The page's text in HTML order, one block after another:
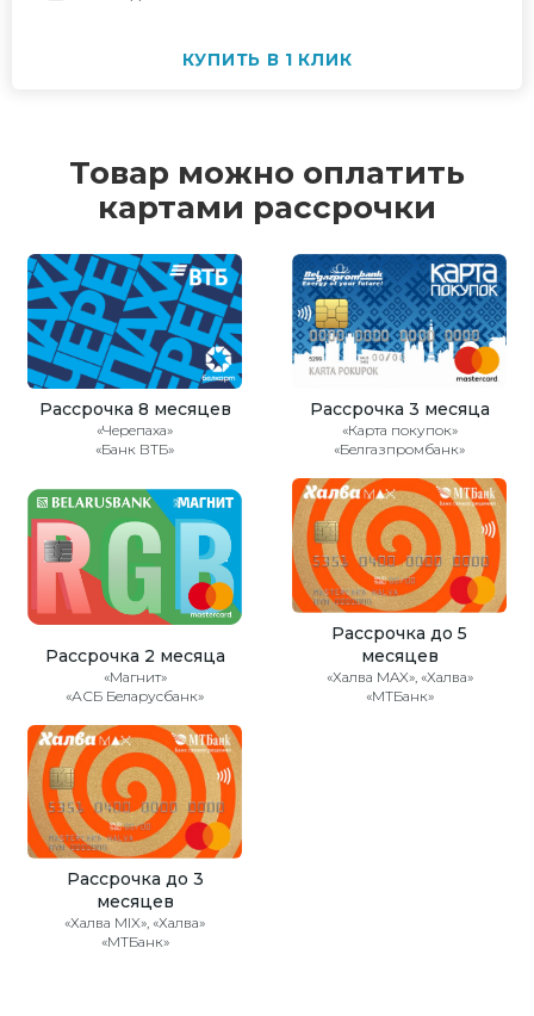
КУПИТЬ В 1 КЛИК
Товар можно оплатить
картами рассрочки
Рассрочка 8 месяцев
«Черепаха»
«Банк ВТБ»
Рассрочка 3 месяца
«Карта покупок»
«Белгазпромбанк»
Рассрочка 2 месяца
«Магнит»
«АСБ Беларусбанк»
Рассрочка до 5
месяцев
«Халва MAX», «Халва»
«МТБанк»
Рассрочка до 3
месяцев
«Халва MIX», «Халва»
«МТБанк»